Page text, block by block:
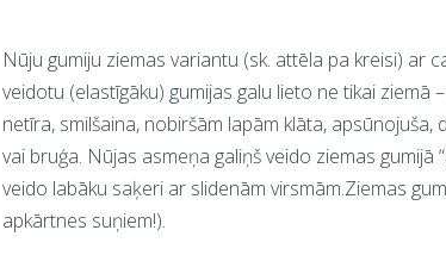
Nūju gumiju ziemas variantu (sk. attēla pa kreisi) ar
veidotu (elastīgāku) gumijas galu lieto ne tikai ziemā
netīra, smilšaina, nobiršām lapām klāta,
vai bruģa. Nūjas asmeņa galiņš veido ziemas gumijā
veido labāku saķeri ar slidenām virsmām.Ziemas
apkārtnes suņiem!).